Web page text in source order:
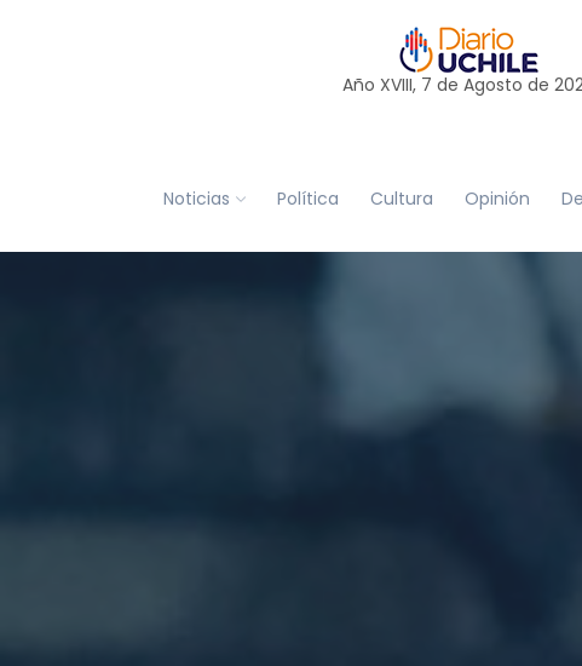
Año XVIII, 7 de Agosto de
Noticias Política Cultura Opinión